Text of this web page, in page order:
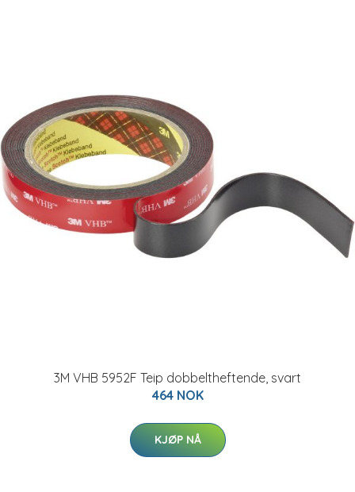
3M VHB 5952F Teip dobbeltheftende, svart
464 NOK
KJØP NÅ